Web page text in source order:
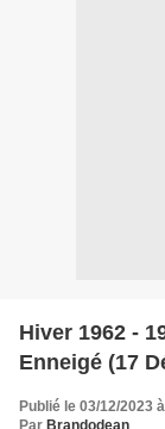
Hiver 1962 -
Enneigé (17
Publié le 03/12/2023
Par Brandodean